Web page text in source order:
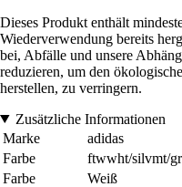
Dieses Produkt enthält
Wiederverwendung bereits
bei, Abfälle und unsere
reduzieren, um den
herstellen, zu verringern.
Zusätzliche Informationen
Marke
adidas
Farbe
ftwwht/silvmt/
Farbe
Weiß